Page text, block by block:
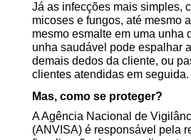
Já as infecções mais simples,
micoses e fungos, até mesmo
mesmo esmalte em uma unha
unha saudável pode espalhar
demais dedos da cliente, ou
clientes atendidas em seguida.
Mas, como se proteger?
A Agência Nacional de
(ANVISA) é responsável pela